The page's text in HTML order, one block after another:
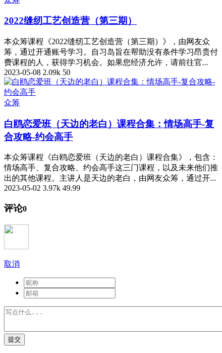
2022缝纫工艺创造营（第三期）
本众筹课程《2022缝纫工艺创造营（第三期）》，由网友众
筹，通过开通账号学习。自习岛旨在帮助没有条件学习昂贵付
费课程的人，获得学习机会。如果您经济允许，请前往官...
2023-05-08 2.09k 50
众筹
白鸥恋爱班（天边的老白）课程合集：情场高手-复
合攻略-约会高手
本众筹课程《白鸥恋爱班（天边的老白）课程合集》，包含：
情场高手、复合攻略、约会高手这三门课程，以及未来他们推
出的其他课程。主讲人是天边的老白，由网友众筹，通过开...
2023-05-02 3.97k 49.99
评论0
取消
提交